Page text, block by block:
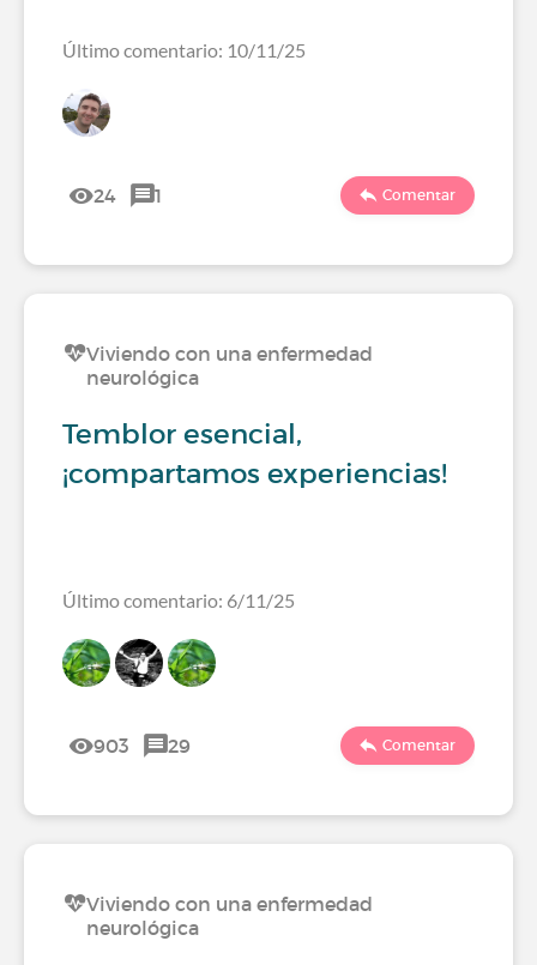
Último comentario: 10/11/25
24 1 Comentar
Viviendo con una enfermedad
neurológica
Temblor esencial,
¡compartamos experiencias!
Último comentario: 6/11/25
903 29 Comentar
Viviendo con una enfermedad
neurológica